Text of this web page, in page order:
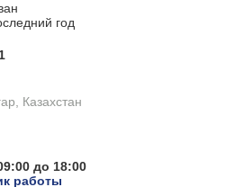
год
Казахстан
до 18:00
работы